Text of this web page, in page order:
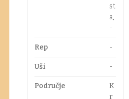
st
a,
-
Rep -
Uši -
Područje
K
r